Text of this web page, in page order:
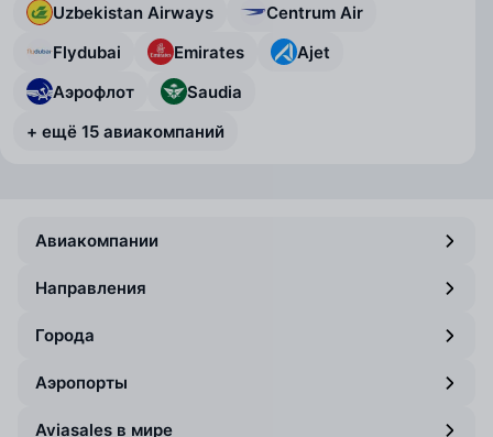
Uzbekistan Airways
Centrum Air
Flydubai
Emirates
Ajet
Аэрофлот
Saudia
+ ещё 15 авиакомпаний
Авиакомпании
Направления
Города
Аэропорты
Aviasales в мире